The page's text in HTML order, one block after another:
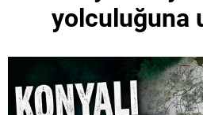
yolculuğuna